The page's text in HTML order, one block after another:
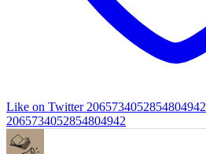
Like on Twitter 2065734052854804942
2065734052854804942